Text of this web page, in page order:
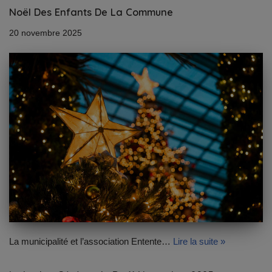
Noël Des Enfants De La Commune
20 novembre 2025
La municipalité et l’association Entente… Lire la suite »